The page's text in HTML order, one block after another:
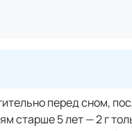
перед сном,
старше 5 лет — 2 г